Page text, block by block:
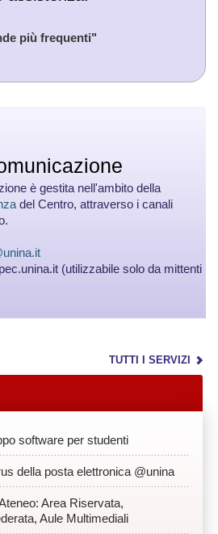
più frequenti"
è gestita nell'ambito della
del Centro, attraverso i canali
(utilizzabile solo da mittenti
TUTTI I SERVIZI
software per studenti
della posta elettronica @unina
Area Riservata,
Aule Multimediali